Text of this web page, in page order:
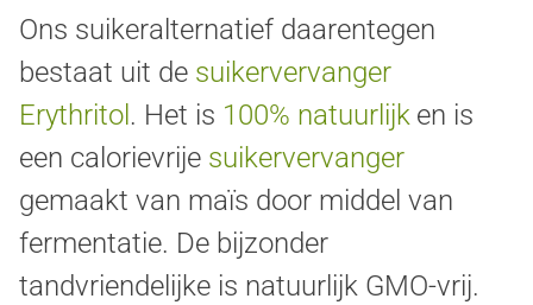
Ons suikeralternatief daarentegen
bestaat uit de suikervervanger
Erythritol . Het is 100% natuurlijk en is
een calorievrije suikervervanger
gemaakt van maïs door middel van
fermentatie. De bijzonder
tandvriendelijke is natuurlijk GMO-vrij.